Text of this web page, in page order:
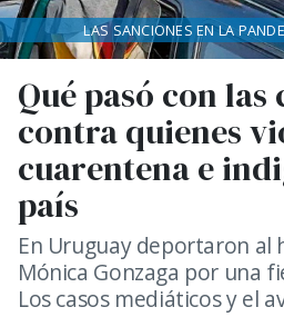
Qué pasó con las
contra quienes
cuarentena e
país
En Uruguay deportaron al
Mónica Gonzaga por una
Los casos mediáticos y el
LAS SANCIONES EN LA